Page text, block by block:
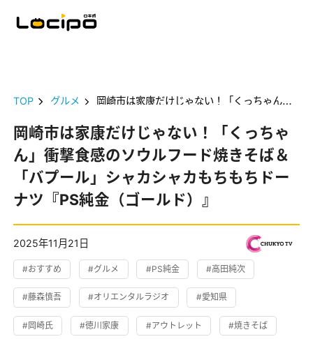
TOP グルメ 岡崎市は家康だけじゃない！「くっちゃん」衝撃食感のソウルフード焼きそば＆「バプール」シャカシャカもちもちドーナツ『PS純金（ゴールド）』
岡崎市は家康だけじゃない！「くっちゃ
ん」衝撃食感のソウルフード焼きそば＆
「バプール」シャカシャカもちもちドー
ナツ『PS純金（ゴールド）』
2025年11月21日
#おすすめ #グルメ #PS純金 #高田純次
#藤森慎吾 #オリエンタルラジオ #愛知県
#岡崎氏 #徳川家康 #アウトレット #焼きそば